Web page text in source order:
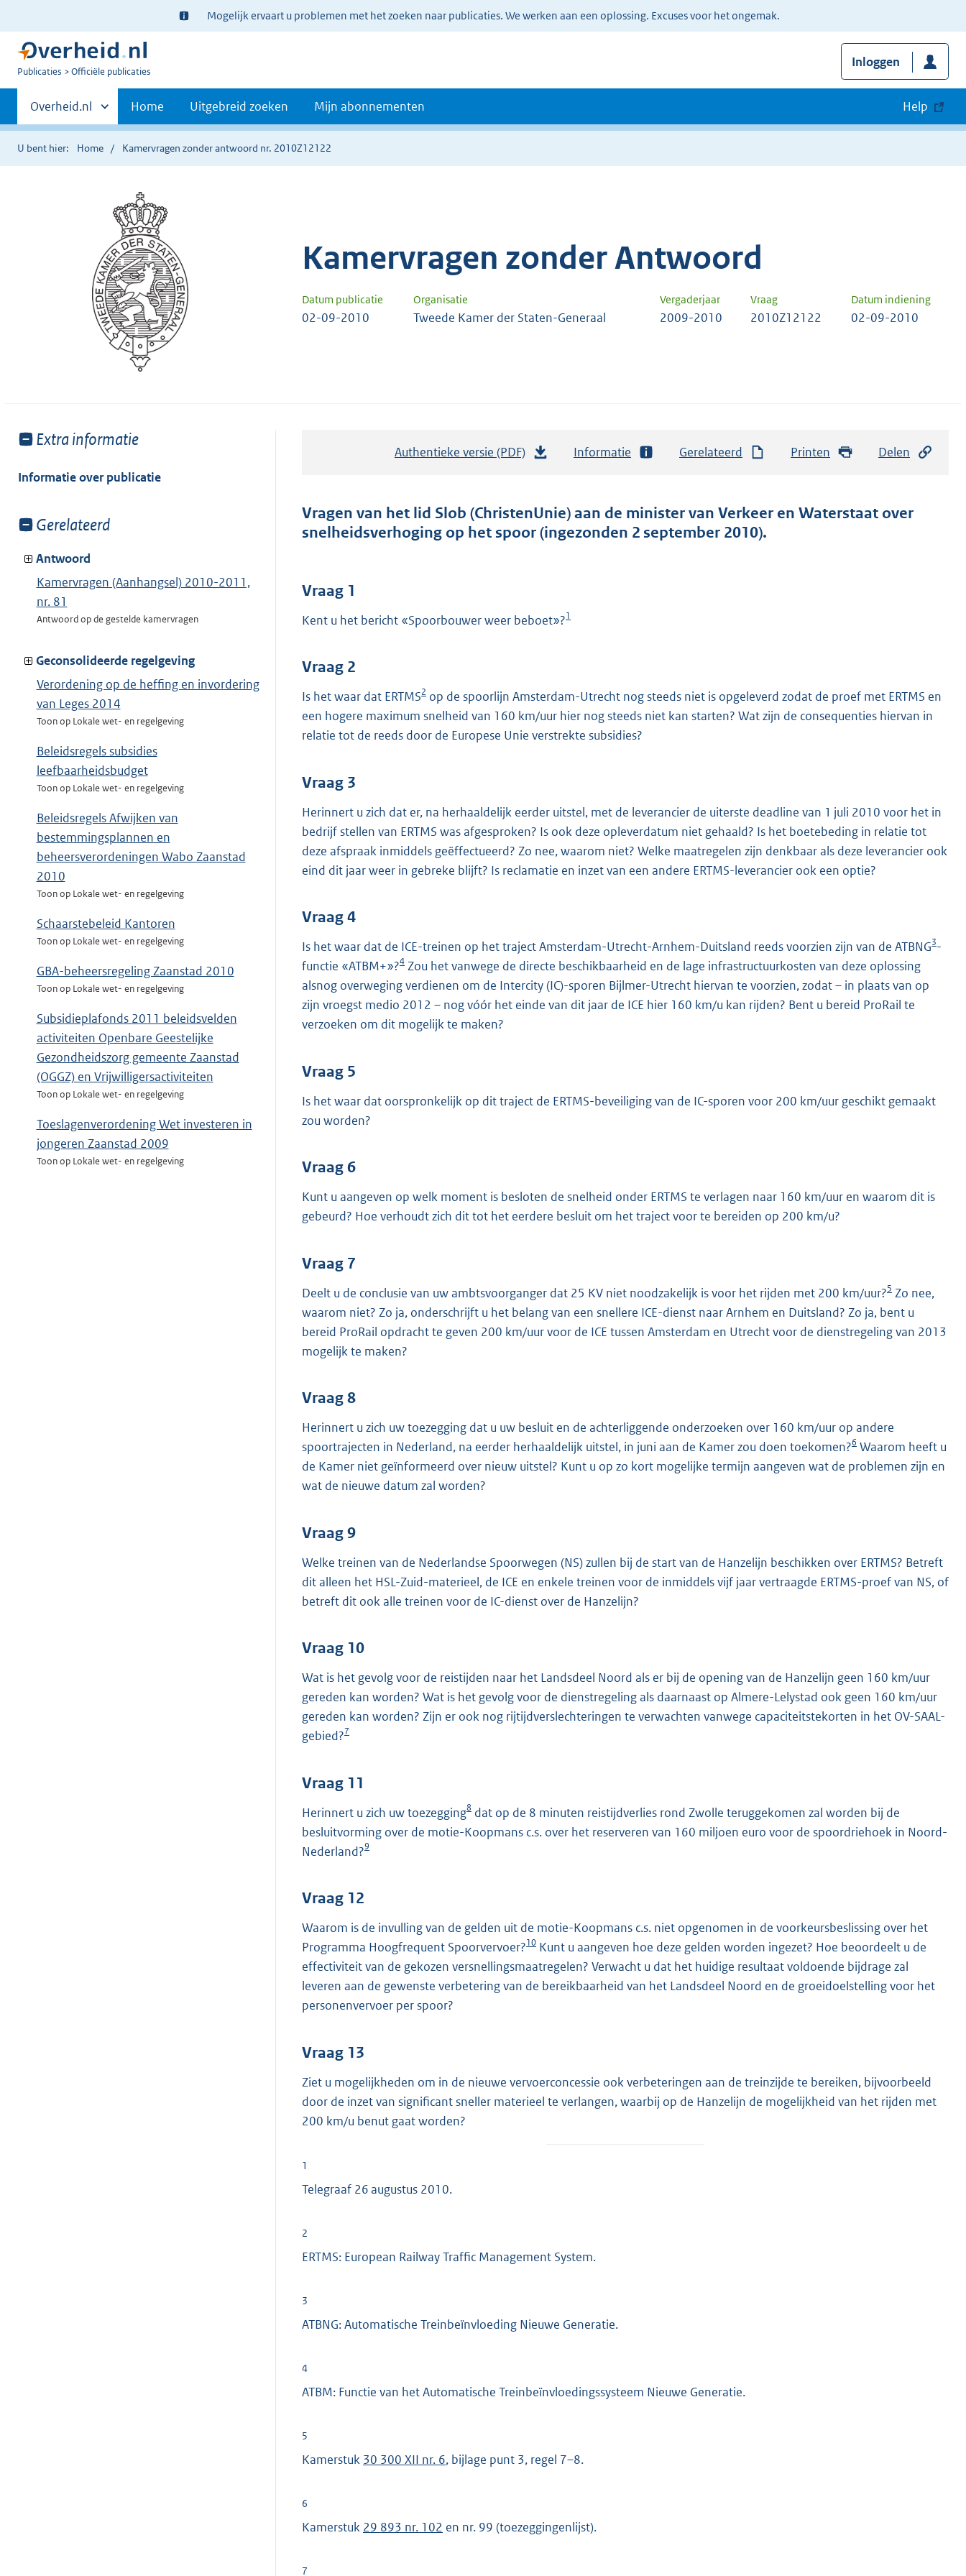
Ter
informatie:
Mogelijk ervaart u problemen met het zoeken naar publicaties. We werken aan een oplossing. Excuses voor het ongemak.
U
Publicaties Officiële publicaties
Inloggen
Primaire
navigatie
Andere
sites
binnen
Overheid.nl Home Uitgebreid zoeken Mijn abonnementen Help
U bent hier: Home Kamervragen zonder antwoord nr. 2010Z12122
Kamervragen zonder Antwoord
Datum publicatie Organisatie Vergaderjaar Vraag Datum indiening
02-09-2010 Tweede Kamer der Staten-Generaal 2009-2010 2010Z12122 02-09-2010
Toon
van:
Extra informatie
Informatie over publicatie
Toon
van:
Gerelateerd
Antwoord
Kamervragen (Aanhangsel) 2010-2011,
nr. 81
Antwoord op de gestelde kamervragen
Geconsolideerde regelgeving
Verordening op de heffing en invordering
van Leges 2014
Toon op Lokale wet- en regelgeving
Beleidsregels subsidies
leefbaarheidsbudget
Toon op Lokale wet- en regelgeving
Beleidsregels Afwijken van
bestemmingsplannen en
beheersverordeningen Wabo Zaanstad
2010
Toon op Lokale wet- en regelgeving
Schaarstebeleid Kantoren
Toon op Lokale wet- en regelgeving
GBA-beheersregeling Zaanstad 2010
Toon op Lokale wet- en regelgeving
Subsidieplafonds 2011 beleidsvelden
activiteiten Openbare Geestelijke
Gezondheidszorg gemeente Zaanstad
(OGGZ) en Vrijwilligersactiviteiten
Toon op Lokale wet- en regelgeving
Toeslagenverordening Wet investeren in
jongeren Zaanstad 2009
Toon op Lokale wet- en regelgeving
Authentieke versie (PDF)
t
a
r
t
e
:
b
Informatie Gerelateerd Printen Delen
Vragen van het lid Slob (ChristenUnie) aan de minister van Verkeer en Waterstaat over
snelheidsverhoging op het spoor (ingezonden 2 september 2010).
Vraag 1
Kent u het bericht «Spoorbouwer weer beboet»?1
Vraag 2
Is het waar dat ERTMS2 op de spoorlijn Amsterdam-Utrecht nog steeds niet is opgeleverd zodat de proef met ERTMS en
een hogere maximum snelheid van 160 km/uur hier nog steeds niet kan starten? Wat zijn de consequenties hiervan in
relatie tot de reeds door de Europese Unie verstrekte subsidies?
Vraag 3
Herinnert u zich dat er, na herhaaldelijk eerder uitstel, met de leverancier de uiterste deadline van 1 juli 2010 voor het in
bedrijf stellen van ERTMS was afgesproken? Is ook deze opleverdatum niet gehaald? Is het boetebeding in relatie tot
deze afspraak inmiddels geëffectueerd? Zo nee, waarom niet? Welke maatregelen zijn denkbaar als deze leverancier ook
eind dit jaar weer in gebreke blijft? Is reclamatie en inzet van een andere ERTMS-leverancier ook een optie?
Vraag 4
Is het waar dat de ICE-treinen op het traject Amsterdam-Utrecht-Arnhem-Duitsland reeds voorzien zijn van de ATBNG3-
functie «ATBM+»?4 Zou het vanwege de directe beschikbaarheid en de lage infrastructuurkosten van deze oplossing
alsnog overweging verdienen om de Intercity (IC)-sporen Bijlmer-Utrecht hiervan te voorzien, zodat – in plaats van op
zijn vroegst medio 2012 – nog vóór het einde van dit jaar de ICE hier 160 km/u kan rijden? Bent u bereid ProRail te
verzoeken om dit mogelijk te maken?
Vraag 5
Is het waar dat oorspronkelijk op dit traject de ERTMS-beveiliging van de IC-sporen voor 200 km/uur geschikt gemaakt
zou worden?
Vraag 6
Kunt u aangeven op welk moment is besloten de snelheid onder ERTMS te verlagen naar 160 km/uur en waarom dit is
gebeurd? Hoe verhoudt zich dit tot het eerdere besluit om het traject voor te bereiden op 200 km/u?
Vraag 7
Deelt u de conclusie van uw ambtsvoorganger dat 25 KV niet noodzakelijk is voor het rijden met 200 km/uur?5 Zo nee,
waarom niet? Zo ja, onderschrijft u het belang van een snellere ICE-dienst naar Arnhem en Duitsland? Zo ja, bent u
bereid ProRail opdracht te geven 200 km/uur voor de ICE tussen Amsterdam en Utrecht voor de dienstregeling van 2013
mogelijk te maken?
Vraag 8
Herinnert u zich uw toezegging dat u uw besluit en de achterliggende onderzoeken over 160 km/uur op andere
spoortrajecten in Nederland, na eerder herhaaldelijk uitstel, in juni aan de Kamer zou doen toekomen?6 Waarom heeft u
de Kamer niet geïnformeerd over nieuw uitstel? Kunt u op zo kort mogelijke termijn aangeven wat de problemen zijn en
wat de nieuwe datum zal worden?
Vraag 9
Welke treinen van de Nederlandse Spoorwegen (NS) zullen bij de start van de Hanzelijn beschikken over ERTMS? Betreft
dit alleen het HSL-Zuid-materieel, de ICE en enkele treinen voor de inmiddels vijf jaar vertraagde ERTMS-proef van NS, of
betreft dit ook alle treinen voor de IC-dienst over de Hanzelijn?
Vraag 10
Wat is het gevolg voor de reistijden naar het Landsdeel Noord als er bij de opening van de Hanzelijn geen 160 km/uur
gereden kan worden? Wat is het gevolg voor de dienstregeling als daarnaast op Almere-Lelystad ook geen 160 km/uur
gereden kan worden? Zijn er ook nog rijtijdverslechteringen te verwachten vanwege capaciteitstekorten in het OV-SAAL-
gebied?7
Vraag 11
Herinnert u zich uw toezegging8 dat op de 8 minuten reistijdverlies rond Zwolle teruggekomen zal worden bij de
besluitvorming over de motie-Koopmans c.s. over het reserveren van 160 miljoen euro voor de spoordriehoek in Noord-
Nederland?9
Vraag 12
Waarom is de invulling van de gelden uit de motie-Koopmans c.s. niet opgenomen in de voorkeursbeslissing over het
Programma Hoogfrequent Spoorvervoer?10 Kunt u aangeven hoe deze gelden worden ingezet? Hoe beoordeelt u de
effectiviteit van de gekozen versnellingsmaatregelen? Verwacht u dat het huidige resultaat voldoende bijdrage zal
leveren aan de gewenste verbetering van de bereikbaarheid van het Landsdeel Noord en de groeidoelstelling voor het
personenvervoer per spoor?
Vraag 13
Ziet u mogelijkheden om in de nieuwe vervoerconcessie ook verbeteringen aan de treinzijde te bereiken, bijvoorbeeld
door de inzet van significant sneller materieel te verlangen, waarbij op de Hanzelijn de mogelijkheid van het rijden met
200 km/u benut gaat worden?
1
Telegraaf 26 augustus 2010.
2
ERTMS: European Railway Traffic Management System.
3
ATBNG: Automatische Treinbeïnvloeding Nieuwe Generatie.
4
ATBM: Functie van het Automatische Treinbeïnvloedingssysteem Nieuwe Generatie.
5
Kamerstuk 30 300 XII nr. 6, bijlage punt 3, regel 7–8.
6
Kamerstuk 29 893 nr. 102 en nr. 99 (toezeggingenlijst).
7